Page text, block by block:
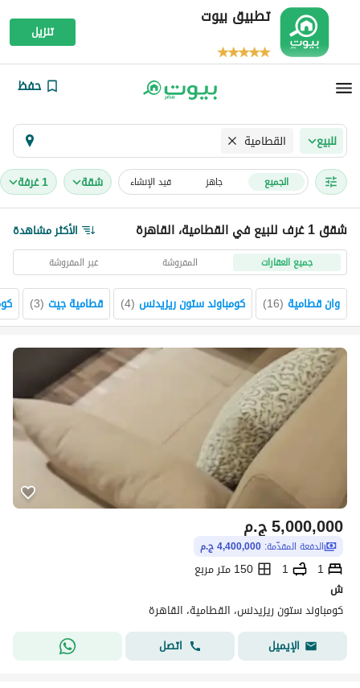
تطبيق بيوت
تنزيل
حفظ
للبيع القطامية
الجميع جاهز قيد الإنشاء شقة 1 غرفة
شقق 1 غرف للبيع في القطامية، القاهرة الأكثر مشاهدة
جميع العقارات المفروشة غير المفروشة
وان قطامية (
16
) كومباوند ستون ريزيدنس (
4
) قطامية جيت (
3
)
ج.م5,000,000
الدفعة المقدّمة: 4,400,000 ج.م
1
1
150 متر مربع
ش
كومباوند ستون ريزيدنس، القطامية، القاهرة
الإيميل
اتصل